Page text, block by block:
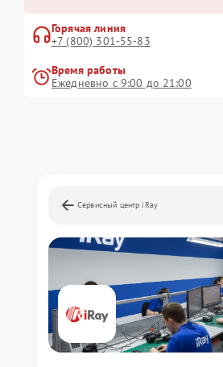
Горячая линия
+7 (800) 301-55-83
Время работы
Ежедневно с 9:00 до 21:00
Сервисный центр iRay